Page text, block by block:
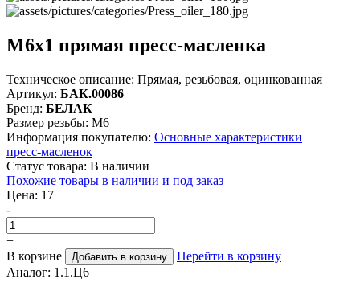
М6х1 прямая пресс-масленка
Техническое описание: Прямая, резьбовая, оцинкованная
Артикул: БАК.00086
Бренд: БЕЛАК
Размер резьбы: М6
Информация покупателю: Основные характеристики
пресс‑масленок
Статус товара: В наличии
Похожие товары в наличии и под заказ
Цена: 17
-
+
В корзине
Добавить в корзину
Перейти в корзину
Аналог: 1.1.Ц6